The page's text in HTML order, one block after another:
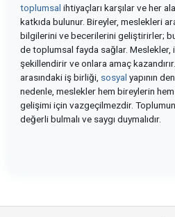
toplumsal ihtiyaçları karşılar ve her
katkıda bulunur. Bireyler, meslekleri
bilgilerini ve becerilerini geliştirirler;
de toplumsal fayda sağlar. Meslekler,
şekillendirir ve onlara amaç
arasındaki iş birliği, sosyal yapının
nedenle, meslekler hem bireylerin
gelişimi için vazgeçilmezdir.
değerli bulmalı ve saygı duymalıdır.